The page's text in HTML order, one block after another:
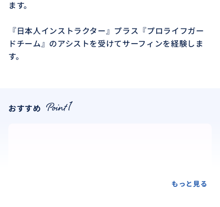
ます。
『日本人インストラクター』プラス『プロライフガー
ドチーム』のアシストを受けてサーフィンを経験しま
す。
おすすめ
もっと見る